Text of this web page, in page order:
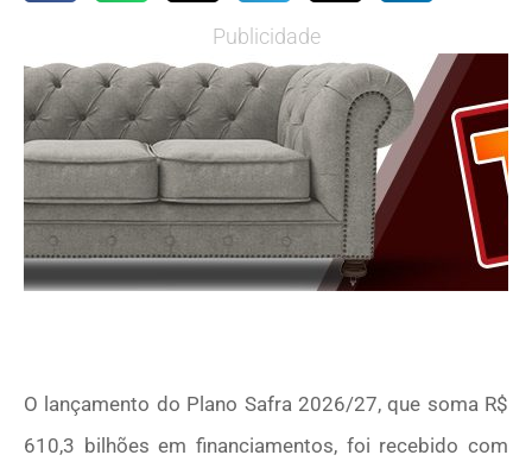
Publicidade
O lançamento do Plano Safra 2026/27, que soma R$
610,3 bilhões em financiamentos, foi recebido com